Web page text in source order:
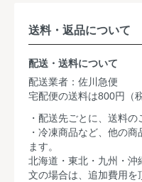
送料・返品について
配送・送料について
配送業者：佐川急便
宅配便の送料は800円（
・配送先ごとに、送料の
・冷凍商品など、他の
ます。
北海道・東北・九州・沖
文の場合は、追加費用を